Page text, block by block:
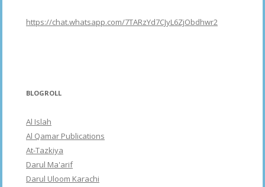
https://chat.whatsapp.com/7TARzYd7CJyL6ZjObdhwr2
BLOGROLL
Al Islah
Al Qamar Publications
At-Tazkiya
Darul Ma'arif
Darul Uloom Karachi